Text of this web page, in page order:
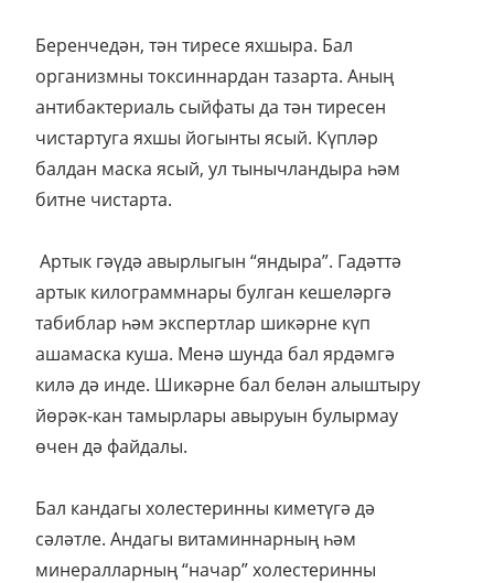
Беренчедән, тән тиресе яхшыра. Бал
организмны токсиннардан тазарта. Аның
антибактериаль сыйфаты да тән тиресен
чистартуга яхшы йогынты ясый. Күпләр
балдан маска ясый, ул тынычландыра һәм
битне чистарта.
Артык гәүдә авырлыгын “яндыра”. Гадәттә
артык килограммнары булган кешеләргә
табиблар һәм экспертлар шикәрне күп
ашамаска куша. Менә шунда бал ярдәмгә
килә дә инде. Шикәрне бал белән алыштыру
йөрәк-кан тамырлары авыруын булырмау
өчен дә файдалы.
Бал кандагы холестеринны киметүгә дә
сәләтле. Андагы витаминнарның һәм
минералларның “начар” холестеринны